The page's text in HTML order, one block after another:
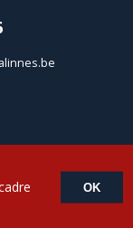
- Developed by
OK